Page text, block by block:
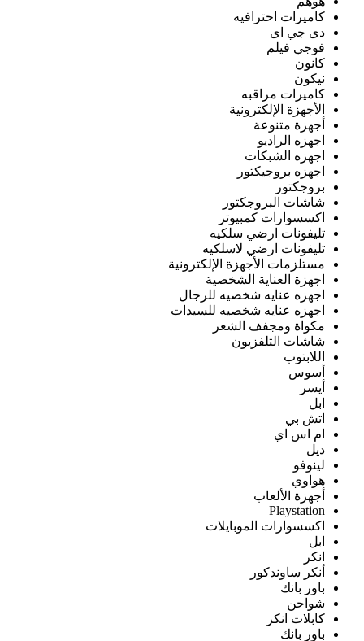
كاميرات احترافيه
دى جي اى
فوجي فيلم
كانون
نيكون
كاميرات مراقبه
الأجهزة الإلكترونية
أجهزة متنوعة
اجهزه الراديو
اجهزه الشبكات
اجهزه بروجيكتور
بروجكتور
شاشات البروجكتور
اكسسوارات كمبيوتر
تليفونات ارضي سلكيه
تليفونات ارضي لاسلكيه
مستلزمات الأجهزة الإلكترونية
اجهزة العناية الشخصية
اجهزه عنايه شخصيه للرجال
اجهزه عنايه شخصيه للسيدات
مكواة ومجفف الشعر
شاشات التلفزيون
اللابتوب
أسوس
أيسر
ابل
اتش بي
ام اس اي
ديل
لينوفو
هواوي
أجهزة الألعاب
Playstation
اكسسوارات الموبايلات
ابل
انكر
أنكر ساوندكور
باور بانك
شواحن
كابلات انكر
باور بانك